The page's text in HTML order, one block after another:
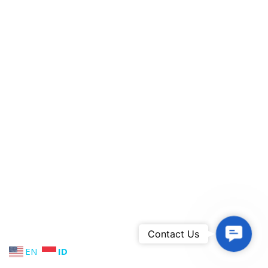
EN ID
Contact
Contact Us